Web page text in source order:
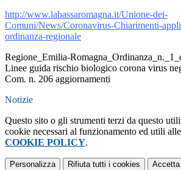
http://www.labassaromagna.it/Unione-dei-
Comuni/News/Coronavirus-Chiarimenti-
ordinanza-regionale
Regione_Emilia-
Linee guida rischio biologico corona virus
Com. n. 206 aggiornamenti
Notizie
Questo sito o gli strumenti terzi da questo
cookie necessari al funzionamento ed utili
COOKIE POLICY.
Personalizza Rifiuta tutti i cookies